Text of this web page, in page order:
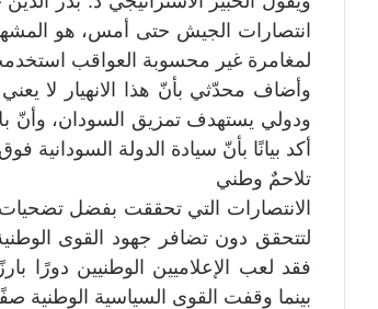
انتصارات الجيش حتى أمس، هو
لمغامرة غير محسوبة العواقب استخدمت
وأضاف محدّثي بأنّ هذا الانهيار لا
ودولي يستهدف تمزيق السودان، وأنّ
أكد بيانًا بأنّ سيادة الدولة السودانية
تلاحمٌ وطني
الانتصارات التي تحققت بفضل
لتتحقق دون تضافر جهود القوى
فقد لعب الإعلاميين الوطنيين دورًا
بينما وقفت القوى السياسية الوطنية